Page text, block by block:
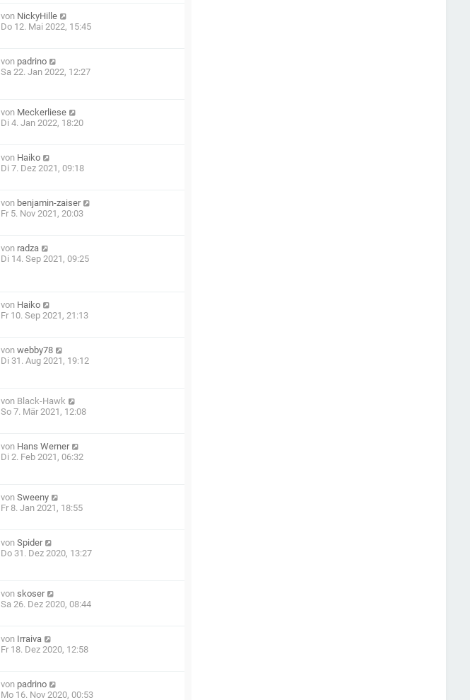
von NickyHille
Do 12. Mai 2022, 15:45
von padrino
Sa 22. Jan 2022, 12:27
von Meckerliese
Di 4. Jan 2022, 18:20
von Haiko
Di 7. Dez 2021, 09:18
von benjamin-zaiser
Fr 5. Nov 2021, 20:03
von radza
Di 14. Sep 2021, 09:25
von Haiko
Fr 10. Sep 2021, 21:13
vonwebby78
Di 31. Aug 2021, 19:12
von Black-Hawk
So 7. Mär 2021, 12:08
von Hans Werner
Di 2. Feb 2021, 06:32
vonSweeny
Fr 8. Jan 2021, 18:55
vonSpider
Do 31. Dez 2020, 13:27
vonskoser
Sa 26. Dez 2020, 08:44
von Irraiva
Fr 18. Dez 2020, 12:58
von padrino
Mo 16. Nov 2020, 00:53